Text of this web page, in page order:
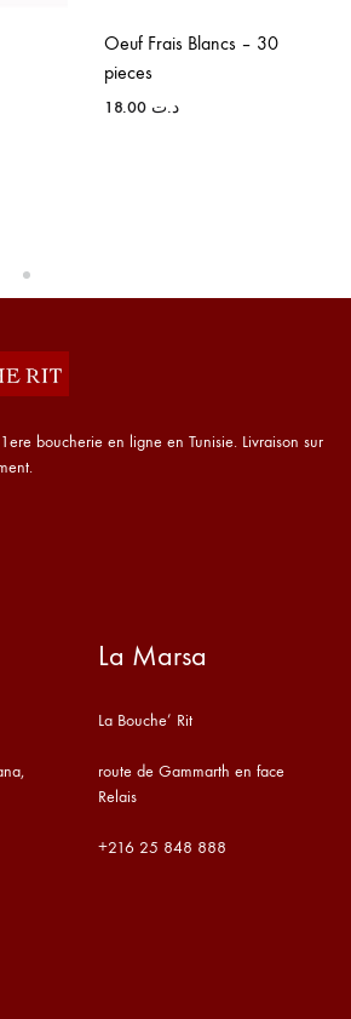
Oeuf Frais Blancs – 30
pieces
د.ت
boucherie en ligne en Tunisie. Livraison sur
La Marsa
La Bouche’ Rit
route de Gammarth en face
Relais
+216 25 848 888